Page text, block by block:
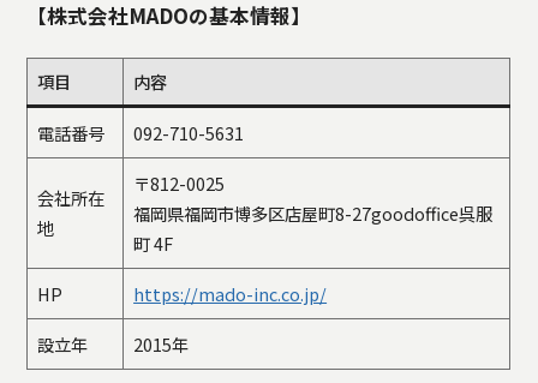
【株式会社MADOの基本情報】
項目 内容
電話番号 092-710-5631
会社所在
地
〒812-0025
福岡県福岡市博多区店屋町8-27goodoffice呉服
町 4F
HP
https://mado-inc.co.jp/
設立年
2015年